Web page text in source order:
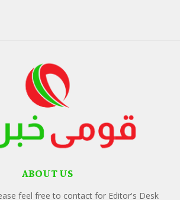
ABOUT US
feel free to contact for Editor's Desk